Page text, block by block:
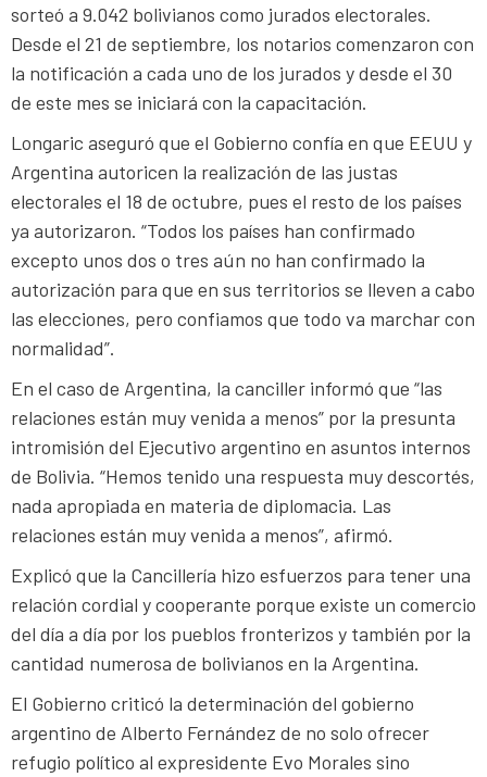
sorteó a 9.042 bolivianos como jurados electorales.
Desde el 21 de septiembre, los notarios comenzaron con
la notificación a cada uno de los jurados y desde el 30
de este mes se iniciará con la capacitación.
Longaric aseguró que el Gobierno confía en que EEUU y
Argentina autoricen la realización de las justas
electorales el 18 de octubre, pues el resto de los países
ya autorizaron. “Todos los países han confirmado
excepto unos dos o tres aún no han confirmado la
autorización para que en sus territorios se lleven a cabo
las elecciones, pero confiamos que todo va marchar con
normalidad”.
En el caso de Argentina, la canciller informó que “las
relaciones están muy venida a menos” por la presunta
intromisión del Ejecutivo argentino en asuntos internos
de Bolivia. “Hemos tenido una respuesta muy descortés,
nada apropiada en materia de diplomacia. Las
relaciones están muy venida a menos”, afirmó.
Explicó que la Cancillería hizo esfuerzos para tener una
relación cordial y cooperante porque existe un comercio
del día a día por los pueblos fronterizos y también por la
cantidad numerosa de bolivianos en la Argentina.
El Gobierno criticó la determinación del gobierno
argentino de Alberto Fernández de no solo ofrecer
refugio político al expresidente Evo Morales sino